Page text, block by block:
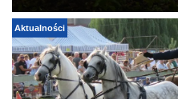
Aktualności